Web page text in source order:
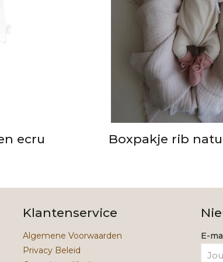
ecru Boxpakje rib
Klantenservice
Algemene Voorwaarden
Privacy Beleid
E-